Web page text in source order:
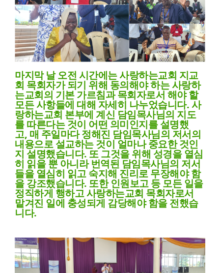
마지막 날 오전 시간에는 사랑하는교회 지교
회 목회자가 되기 위해 동의해야 하는 사랑하
는교회의 기본 가르침과 목회자로서 해야 할
모든 사항들에 대해 자세히 나누었습니다.사
랑하는교회 본부에 계신 담임목사님의 지도
를 따른다는 것이 어떤 의미인지를 설명했
고, 매 주일마다 정해진 담임목사님의 저서의
내용으로 설교하는 것이 얼마나 중요한 것인
지 설명했습니다.또 그것을 위해 성경을 열심
히 읽을 뿐 아니라 번역된 담임목사님의 저서
들을 열심히 읽고 숙지해 진리로 무장해야 함
을 강조했습니다. 또한 인원보고 등 모든 일을
정직하게 행하고 사랑하는교회 목회자로서
맡겨진 일에 충성되게 감당해야 함을 전했습
니다.